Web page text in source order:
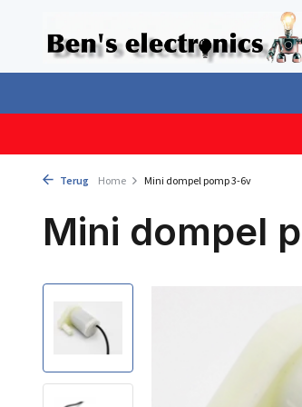
Terug Home Mini dompel pomp 3-6v
Mini dompel